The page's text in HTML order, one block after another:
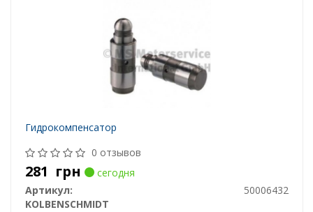
Гидрокомпенсатор
0 отзывов
281 грн
сегодня
Артикул:
50006432
KOLBENSCHMIDT